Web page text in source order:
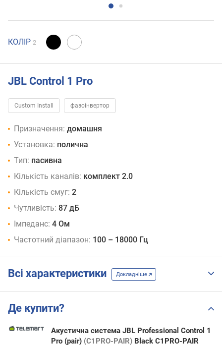
КОЛІР 2
JBL Control 1 Pro
Custom Install фазоінвертор
Призначення: домашня
Установка: полична
Тип: пасивна
Кількість каналів: комплект 2.0
Кількість смуг: 2
Чутливість: 87 дБ
Імпеданс: 4 Ом
Частотний діапазон: 100 – 18000 Гц
Всі характеристики Докладніше
Де купити?
Акустична система JBL Professional Control 1
Pro (pair) (C1PRO-PAIR) Black C1PRO-PAIR